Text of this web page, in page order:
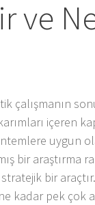
ve
çalışmanın
içeren
uygun
bir araştırma
bir
kadar pek çok